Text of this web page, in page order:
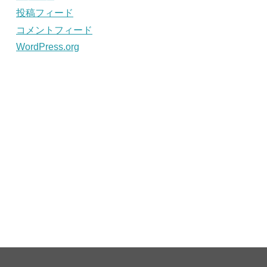
投稿フィード
コメントフィード
WordPress.org